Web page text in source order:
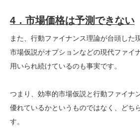
4．市場価格は予測できない
また、行動ファイナンス理論が台頭した
市場仮説がオプションなどの現代ファイ
用いられ続けているのも事実です。
つまり、効率的市場仮説と行動ファイナ
優れているかというものではなく、どち
す。